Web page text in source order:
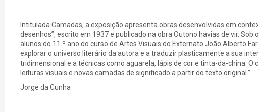
Intitulada Camadas, a exposição apresenta obras desenvolvidas em
desenhos”, escrito em 1937 e publicado na obra Outono havias de vir.
alunos do 11.º ano do curso de Artes Visuais do Externato João Alberto
explorar o universo literário da autora e a traduzir plasticamente a sua
tridimensional e a técnicas como aguarela, lápis de cor e tinta-da-china.
leituras visuais e novas camadas de significado a partir do texto original.”
Jorge da Cunha